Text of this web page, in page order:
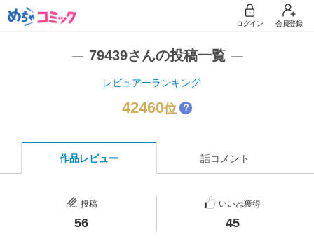
ログイン 会員登録
79439さんの投稿一覧
レビュアーランキング
42460位 ？
作品レビュー 話コメント
投稿
56
いいね獲得
45